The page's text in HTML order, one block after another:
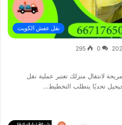
نقل عفش الكويت
0
295
لانتقال منزلك تعتبر عملية نقل
تحديًا يتطلب التخطيط…